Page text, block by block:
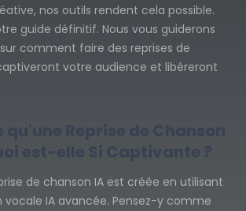
nos outils rendent cela possible.
guide définitif. Nous vous guiderons
comment faire des reprises de
votre audience et libéreront
qu'une Reprise de Chanson
est-elle Si Captivante ?
de chanson IA est créée en utilisant
vocale IA avancée. Pensez-y comme